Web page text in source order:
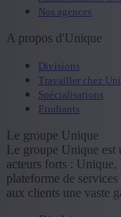
Nos agences
A propos d'Unique
Divisions
Travailler chez
Spécialisations
Etudiants
Le groupe Unique
Le groupe Unique est
acteurs forts :
plateforme de
aux clients une vaste